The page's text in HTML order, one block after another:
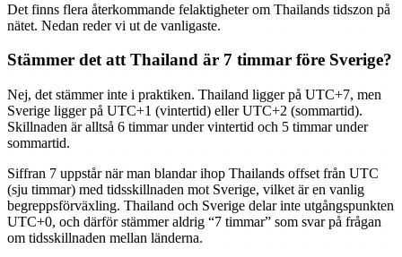
Det finns flera återkommande felaktigheter om Thailands tidszon på
nätet. Nedan reder vi ut de vanligaste.
Stämmer det att Thailand är 7 timmar före Sverige?
Nej, det stämmer inte i praktiken. Thailand ligger på UTC+7, men
Sverige ligger på UTC+1 (vintertid) eller UTC+2 (sommartid).
Skillnaden är alltså 6 timmar under vintertid och 5 timmar under
sommartid.
Siffran 7 uppstår när man blandar ihop Thailands offset från UTC
(sju timmar) med tidsskillnaden mot Sverige, vilket är en vanlig
begreppsförväxling. Thailand och Sverige delar inte utgångspunkten
UTC+0, och därför stämmer aldrig “7 timmar” som svar på frågan
om tidsskillnaden mellan länderna.